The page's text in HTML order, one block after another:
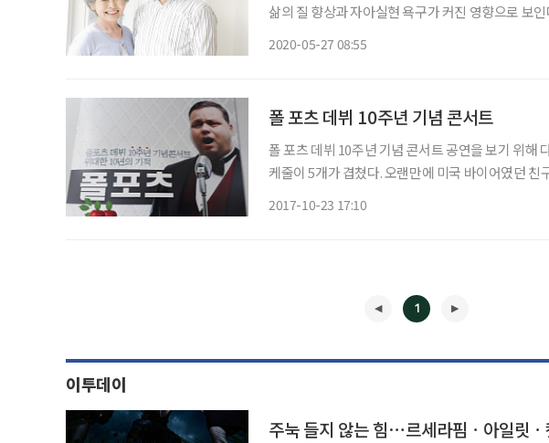
삶의 질 향상과 자아실현 욕구가 커진 영향으로 보
2020-05-27 08:55
폴 포츠 데뷔 10주년 기념 콘서트
폴 포츠 데뷔 10주년 기념 콘서트 공연을 보기 위해
케줄이 5개가 겹쳤다. 오랜만에 미국 바이어였던 친
2017-10-23 17:10
1
이투데이
주눅 들지 않는 힘⋯르세라핌ㆍ아일릿